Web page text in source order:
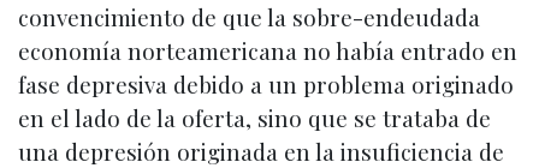
convencimiento de que la sobre-endeudada
economía norteamericana no había entrado en
fase depresiva debido a un problema originado
en el lado de la oferta, sino que se trataba de
una depresión originada en la insuficiencia de